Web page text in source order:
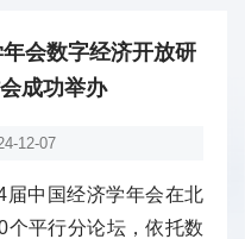
会数字经济开放研
成功举办
12-07
届中国经济学年会在北
个平行分论坛，依托数